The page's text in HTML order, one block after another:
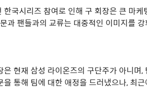
한국시리즈 참여로 인해 구 회장은 큰 마
과 팬들과의 교류는 대중적인 이미지를
은 현재 삼성 라이온즈의 구단주가 아니며
통해 팀에 대한 애정을 드러냈으나, 최